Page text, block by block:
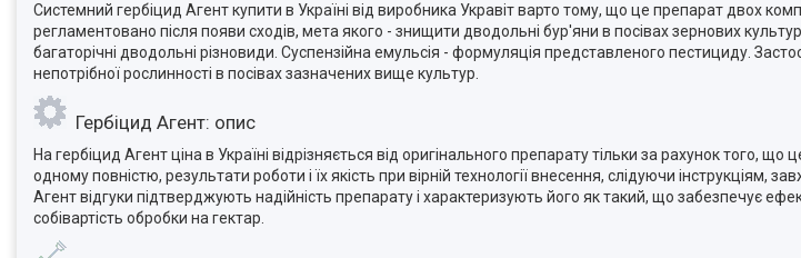
Системний гербіцид Агент купити в Україні від виробника Укравіт варто тому, що це препарат двох
регламентовано після появи сходів, мета якого - знищити дводольні бур'яни в посівах зернових
багаторічні дводольні різновиди. Суспензійна емульсія - формуляція представленого пестициду.
непотрібної рослинності в посівах зазначених вище культур.
Гербіцид Агент: опис
На гербіцид Агент ціна в Україні відрізняється від оригінального препарату тільки за рахунок того, що
одному повністю, результати роботи і їх якість при вірній технології внесення, слідуючи інструкціям,
Агент відгуки підтверджують надійність препарату і характеризують його як такий, що забезпечує
собівартість обробки на гектар.